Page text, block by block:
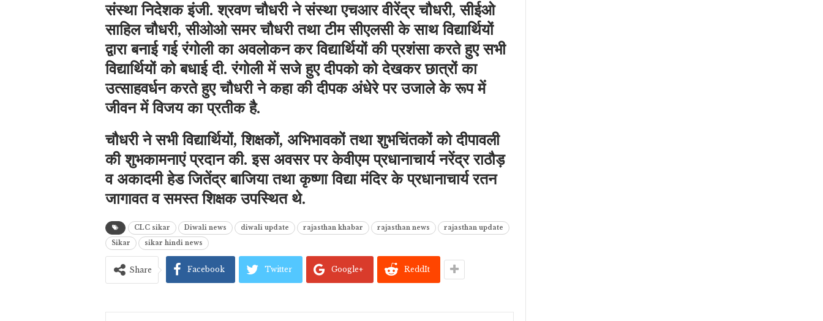
संस्था निदेशक इंजी. श्रवण चौधरी ने संस्था एचआर वीरेंद्र चौधरी, सीईओ
साहिल चौधरी, सीओओ समर चौधरी तथा टीम सीएलसी के साथ विद्यार्थियों
द्वारा बनाई गई रंगोली का अवलोकन कर विद्यार्थियों की प्रशंसा करते हुए सभी
विद्यार्थियों को बधाई दी. रंगोली में सजे हुए दीपको को देखकर छात्रों का
उत्साहवर्धन करते हुए चौधरी ने कहा की दीपक अंधेरे पर उजाले के रूप में
जीवन में विजय का प्रतीक है.
चौधरी ने सभी विद्यार्थियों, शिक्षकों, अभिभावकों तथा शुभचिंतकों को दीपावली
की शुभकामनाएं प्रदान की. इस अवसर पर केवीएम प्रधानाचार्य नरेंद्र राठौड़
व अकादमी हेड जितेंद्र बाजिया तथा कृष्णा विद्या मंदिर के प्रधानाचार्य रतन
जागावत व समस्त शिक्षक उपस्थित थे.
CLC sikar Diwali news diwali update rajasthan khabar rajasthan news
rajasthan update
Sikar
sikar hindi news
Share Facebook Twitter Google+ ReddIt